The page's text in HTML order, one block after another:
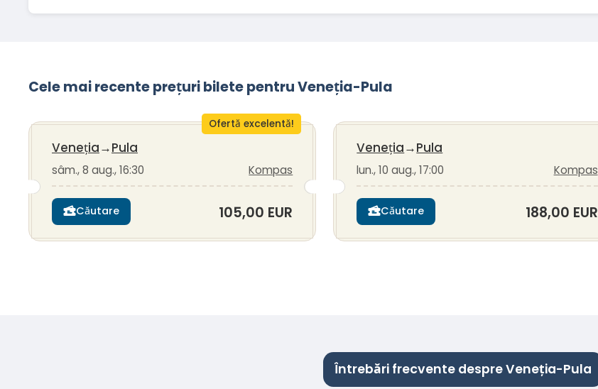
Cele mai recente prețuri bilete pentru Veneția-Pula
Ofertă excelentă!
Veneția→Pula
sâm., 8 aug., 16:30 Kompas
Căutare 105,00 EUR
Veneția→Pula
lun., 10 aug., 17:00 Kompas
Căutare 188,00 EUR
Întrebări frecvente despre Veneția-Pula